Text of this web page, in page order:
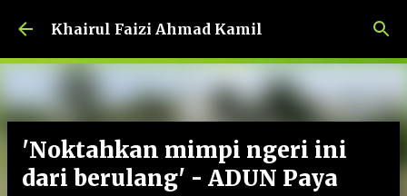
Langkau ke kandungan utama
Khairul Faizi Ahmad Kamil
'Noktahkan mimpi ngeri ini
dari berulang' - ADUN Paya